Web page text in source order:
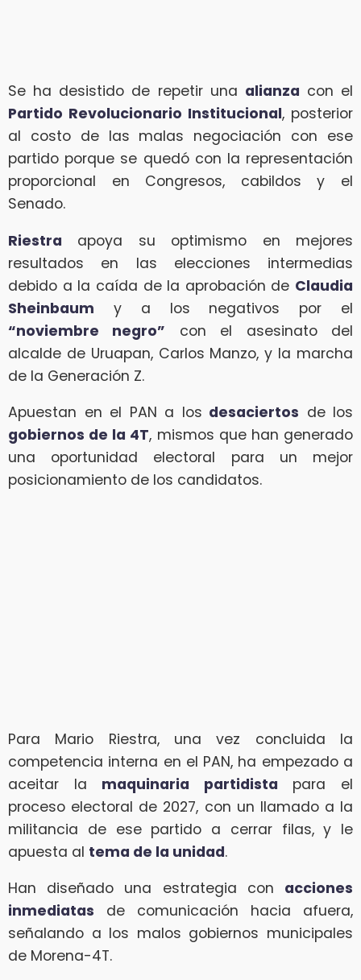
Se ha desistido de repetir una alianza con el
Partido Revolucionario Institucional, posterior
al costo de las malas negociación con ese
partido porque se quedó con la representación
proporcional en Congresos, cabildos y el
Senado.
Riestra apoya su optimismo en mejores
resultados en las elecciones intermedias
debido a la caída de la aprobación de Claudia
Sheinbaum y a los negativos por el
“noviembre negro” con el asesinato del
alcalde de Uruapan, Carlos Manzo, y la marcha
de la Generación Z.
Apuestan en el PAN a los desaciertos de los
gobiernos de la 4T, mismos que han generado
una oportunidad electoral para un mejor
posicionamiento de los candidatos.
Para Mario Riestra, una vez concluida la
competencia interna en el PAN, ha empezado a
aceitar la maquinaria partidista para el
proceso electoral de 2027, con un llamado a la
militancia de ese partido a cerrar filas, y le
apuesta al tema de la unidad.
Han diseñado una estrategia con acciones
inmediatas de comunicación hacia afuera,
señalando a los malos gobiernos municipales
de Morena-4T.